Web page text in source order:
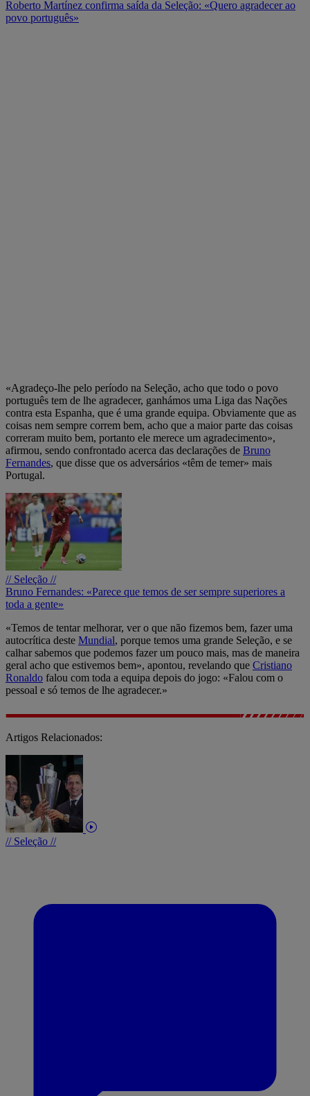
Roberto Martínez confirma saída da Seleção: «Quero agradecer ao
povo português»
«Agradeço-lhe pelo período na Seleção, acho que todo o povo
português tem de lhe agradecer, ganhámos uma Liga das Nações
contra esta Espanha, que é uma grande equipa. Obviamente que as
coisas nem sempre correm bem, acho que a maior parte das coisas
correram muito bem, portanto ele merece um agradecimento»,
afirmou, sendo confrontado acerca das declarações de Bruno
Fernandes, que disse que os adversários «têm de temer» mais
Portugal.
// Seleção //
Bruno Fernandes: «Parece que temos de ser sempre superiores a
toda a gente»
«Temos de tentar melhorar, ver o que não fizemos bem, fazer uma
autocrítica deste Mundial, porque temos uma grande Seleção, e se
calhar sabemos que podemos fazer um pouco mais, mas de maneira
geral acho que estivemos bem», apontou, revelando que Cristiano
Ronaldo falou com toda a equipa depois do jogo: «Falou com o
pessoal e só temos de lhe agradecer.»
Artigos Relacionados:
// Seleção //